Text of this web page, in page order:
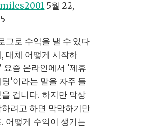
금
작
하
지
않
으
면
늦
5월 22,
그로 수익을 낼 수 있다
, 대체 어떻게 시작하
요즘 온라인에서 ‘제휴
’이라는 말을 자주 들
을 겁니다. 하지만 막상
려고 하면 막막하기만
어떻게 수익이 생기는